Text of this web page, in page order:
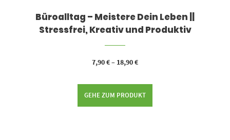
Büroalltag – Meistere Dein Leben ||
Stressfrei, Kreativ und Produktiv
7,90€– 18,90€
GEHE ZUM PRODUKT